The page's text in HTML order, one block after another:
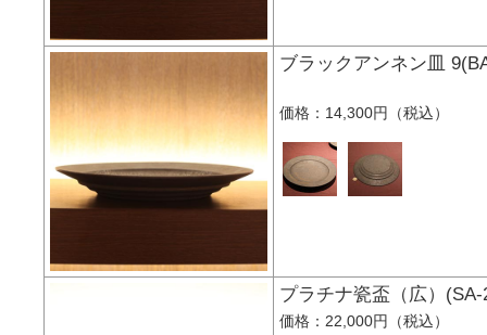
ブラックアンネン
価格：14,300円（税込）
プラチナ瓷盃（広
価格：22,000円（税込）